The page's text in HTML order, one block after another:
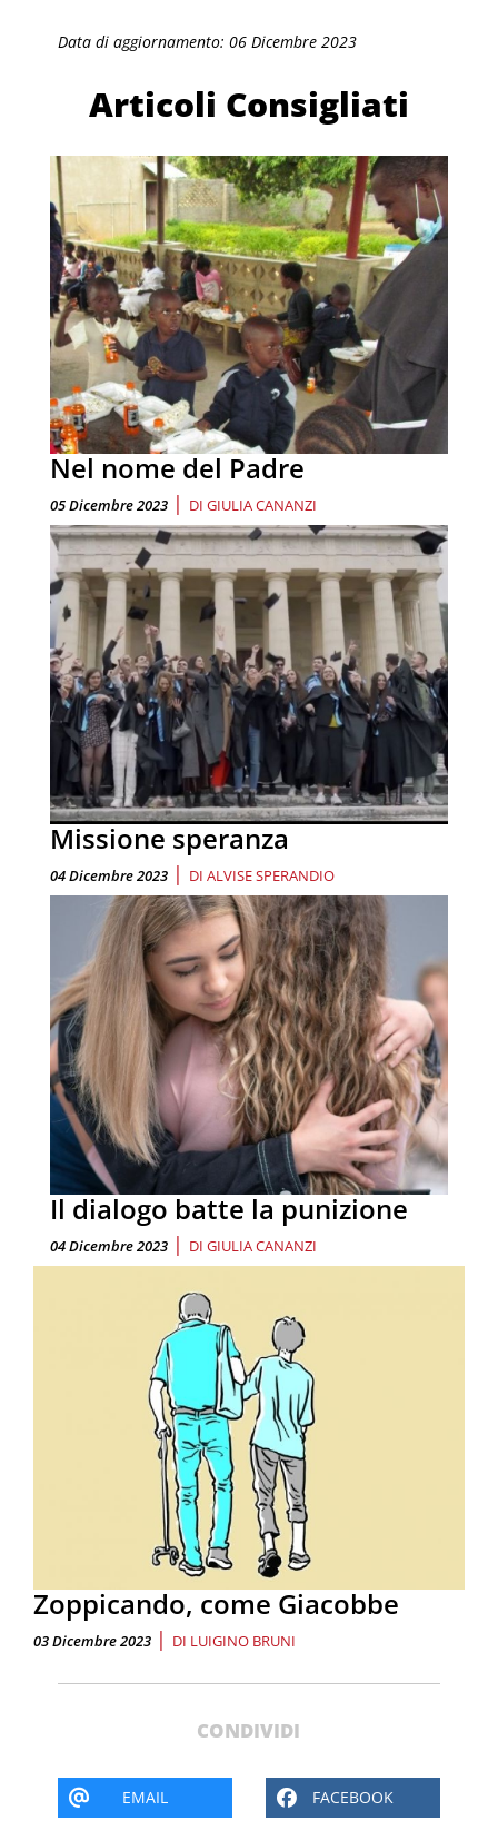
Data di aggiornamento: 06 Dicembre 2023
Articoli Consigliati
Nel nome del Padre
05 Dicembre 2023 | DI GIULIA CANANZI
Missione speranza
04 Dicembre 2023 | DI ALVISE SPERANDIO
Il dialogo batte la punizione
04 Dicembre 2023 | DI GIULIA CANANZI
Zoppicando, come Giacobbe
03 Dicembre 2023 | DI LUIGINO BRUNI
CONDIVIDI
EMAIL FACEBOOK